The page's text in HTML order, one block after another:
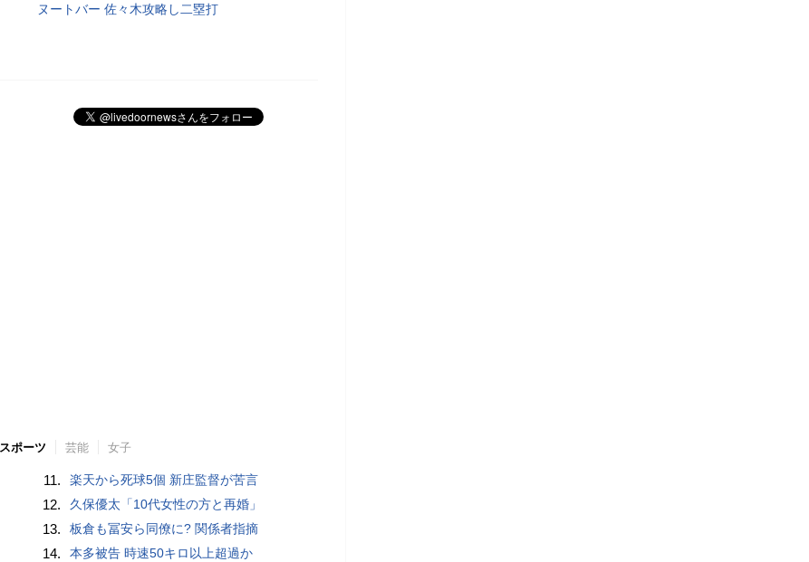
ヌートバー 佐々木攻略し二塁打
スポーツ 芸能 女子
11. 楽天から死球5個 新庄監督が苦言
12. 久保優太「10代女性の方と再婚」
13. 板倉も冨安ら同僚に? 関係者指摘
14. 本多被告 時速50キロ以上超過か